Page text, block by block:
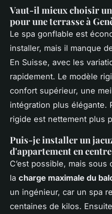
Vaut-il mieux choisir
pour une terrasse à
Le spa gonflable est
installer, mais il manque
En Suisse, avec les
rapidement. Le modèle
confort supérieur, une
intégration plus élégante.
rigide est nettement plus
Puis-je installer un
d'appartement en
C’est possible, mais
la charge maximale du
un ingénieur, car un spa
centaines de kilos.